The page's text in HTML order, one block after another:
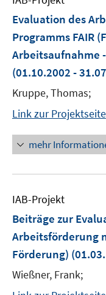
Evaluation des
Programms FAIR
Arbeitsaufnahme
(01.10.2002 -
Kruppe, Thomas;
Link zur Projektseite
mehr
IAB-Projekt
Beiträge zur
Arbeitsförderung
Förderung)
Wießner, Frank;